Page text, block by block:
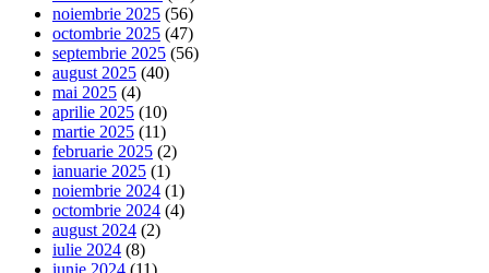
noiembrie 2025 (56)
octombrie 2025 (47)
septembrie 2025 (56)
august 2025 (40)
mai 2025 (4)
aprilie 2025 (10)
martie 2025 (11)
februarie 2025 (2)
ianuarie 2025 (1)
noiembrie 2024 (1)
octombrie 2024 (4)
august 2024 (2)
iulie 2024 (8)
iunie 2024 (11)